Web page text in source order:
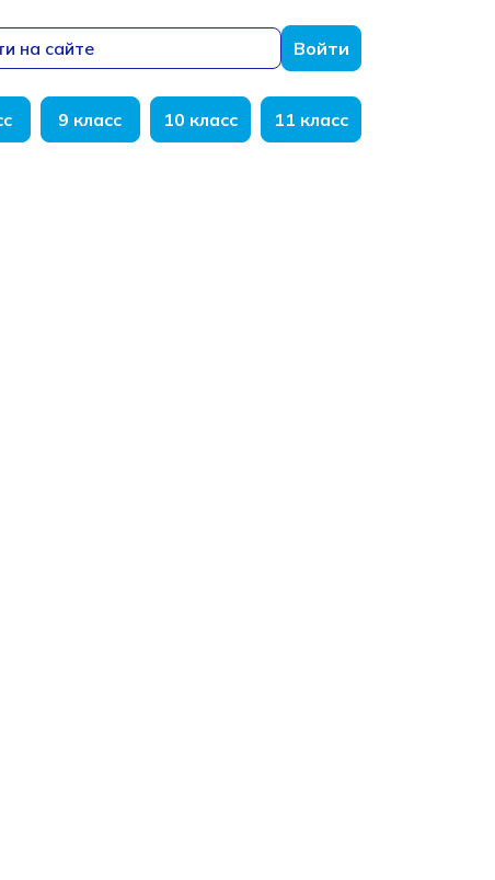
на сайте Войти
9 класс 10 класс 11 класс